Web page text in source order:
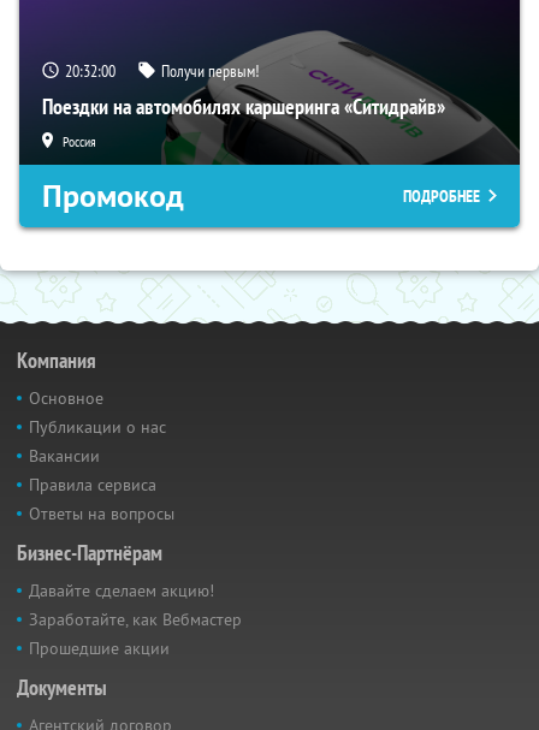
20:32:00 Получи первым!
Поездки на автомобилях каршеринга «Ситидрайв»
Россия
Промокод ПОДРОБНЕЕ
Компания
Основное
Публикации о нас
Вакансии
Правила сервиса
Ответы на вопросы
Бизнес-Партнёрам
Давайте сделаем акцию!
Заработайте, как Вебмастер
Прошедшие акции
Документы
Агентский договор